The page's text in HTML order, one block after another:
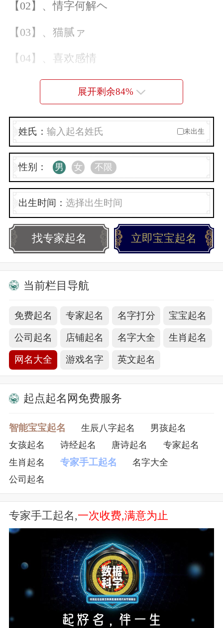
【02】、情字何解ヘ
【03】、猫腻ァ
【04】、喜欢感情
【05】、温柔养猫客
【07】、抓不住i
【08】、.悸动.
【09】、软耳兔兔
【10】、蘑菇滴滴╮
【11】、做个有出息的人‖
【12】、命╭甴己造
【13】、眼泪无处藏躲
【14】、萌比男神i
【15】、￣戏舞︶
【16】、好好做人
【17】、朝三暮你
【18】、逆蝶
【19】、标点╭╮
【20】、樱花树下缨花落i
【21】、二乔.
【22】、无敌小金刚╭╮
【23】、仰望辉煌。
【24】、明日輝煌
【25】、遥遥无期。
展开剩余84%
姓氏： 未出生
性别： 男 女 不限
出生时间：
找专家起名 立即宝宝起名
当前栏目导航
免费起名 专家起名 名字打分 宝宝起名
公司起名 店铺起名 名字大全 生肖起名
网名大全 游戏名字 英文起名
起点起名网免费服务
智能宝宝起名 生辰八字起名
男孩起名
女孩起名
诗经起名 唐诗起名
专家起名
生肖起名
专家手工起名
名字大全
公司起名
专家手工起名,一次收费,满意为止